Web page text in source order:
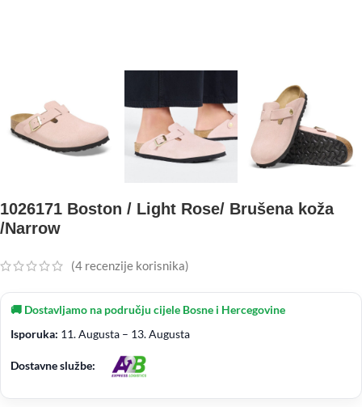
1026171 Boston / Light Rose/ Brušena koža
/Narrow
(4 recenzije korisnika)
🚚 Dostavljamo na području cijele Bosne i Hercegovine
Isporuka: 11. Augusta – 13. Augusta
Dostavne službe: